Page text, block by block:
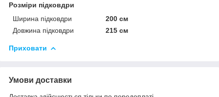
Розміри підковдри
Ширина підковдри
200 см
Довжина підковдри
215 см
Приховати
Умови доставки